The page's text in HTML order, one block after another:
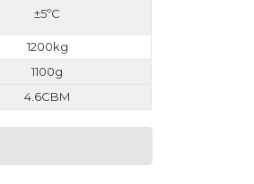
±5ºC
1200kg
1100g
4.6CBM